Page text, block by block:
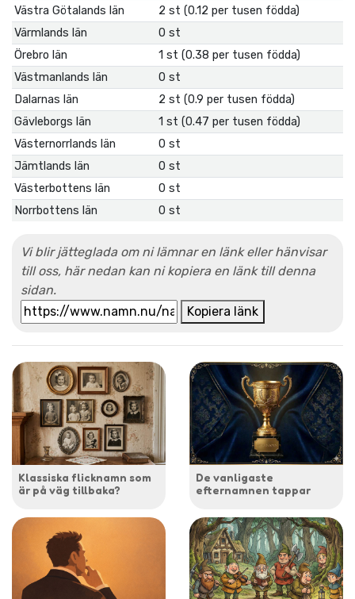
Västra Götalands län
2 st (0.12 per tusen födda)
Värmlands län
0 st
Örebro län
1 st (0.38 per tusen födda)
Västmanlands län
0 st
Dalarnas län
2 st (0.9 per tusen födda)
Gävleborgs län
1 st (0.47 per tusen födda)
Västernorrlands län
0 st
Jämtlands län
0 st
Västerbottens län
0 st
Norrbottens län
0 st
Vi blir jätteglada om ni lämnar en länk eller hänvisar
till oss, här nedan kan ni kopiera en länk till denna
sidan.
Kopiera länk
Klassiska flicknamn som
är på väg tillbaka?
De vanligaste
efternamnen tappar